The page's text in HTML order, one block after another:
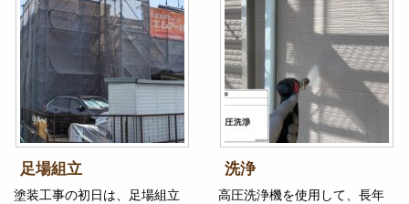
足場組立
塗装工事の初日は、足場組立
洗浄
高圧洗浄機を使用して、長年